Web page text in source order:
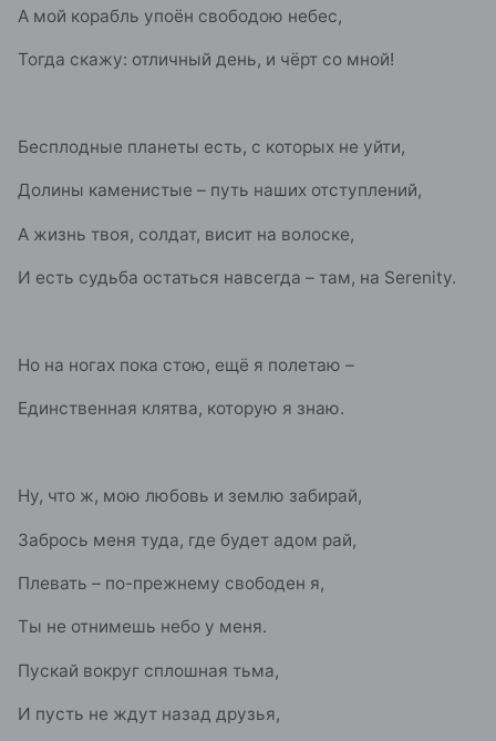
А мой корабль упоён свободою небес,
Тогда скажу: отличный день, и чёрт со мной!
Бесплодные планеты есть, с которых не уйти,
Долины каменистые – путь наших отступлений,
А жизнь твоя, солдат, висит на волоске,
И есть судьба остаться навсегда – там, на Serenity.
Но на ногах пока стою, ещё я полетаю –
Единственная клятва, которую я знаю.
Ну, что ж, мою любовь и землю забирай,
Забрось меня туда, где будет адом рай,
Плевать – по-прежнему свободен я,
Ты не отнимешь небо у меня.
Пускай вокруг сплошная тьма,
И пусть не ждут назад друзья,